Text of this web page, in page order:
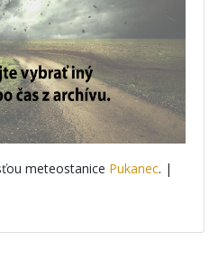
meteostanice Pukanec. |